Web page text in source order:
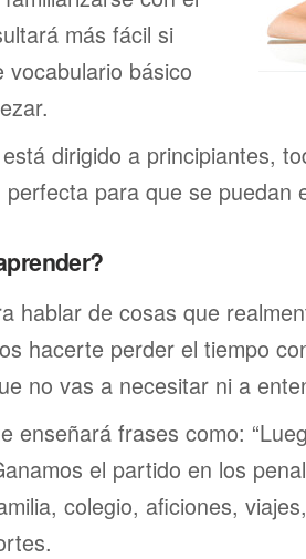
más fácil si
vocabulario básico
dirigido a principiantes,
perfecta para que se puedan
hablar de cosas que
hacerte perder el tiempo
no vas a necesitar ni a
enseñará frases como:
el partido en los
colegio, aficiones,